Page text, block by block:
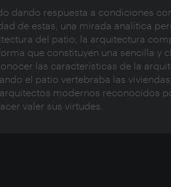
dando respuesta a condiciones
de estas, una mirada analítica
del patio, la arquitectura
que constituyen una sencilla y
las características de la
el patio vertebraba las
modernos reconocidos
valer sus virtudes.